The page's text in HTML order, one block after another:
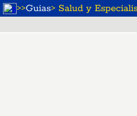
>>Guias> Salud y